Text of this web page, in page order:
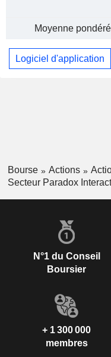
Moyenne
Logiciel d'application
Bourse Actions
Secteur Paradox
N°1 du Conseil
Boursier
+ 1 300 000
membres